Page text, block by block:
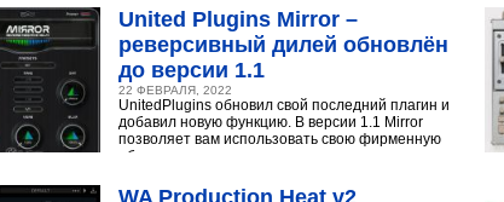
United Plugins Mirror –
реверсивный дилей обновлён
до версии 1.1
22 ФЕВРАЛЯ, 2022
UnitedPlugins обновил свой последний плагин и
добавил новую функцию. В версии 1.1 Mirror
позволяет вам использовать свою фирменную
обратную...
WA Production Heat v2